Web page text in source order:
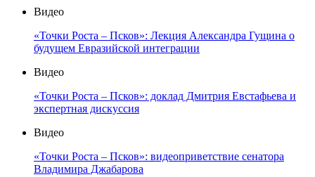
Видео
«Точки Роста – Псков»: Лекция Александра Гущина о
будущем Евразийской интеграции
Видео
«Точки Роста – Псков»: доклад Дмитрия Евстафьева и
экспертная дискуссия
Видео
«Точки Роста – Псков»: видеоприветствие сенатора
Владимира Джабарова